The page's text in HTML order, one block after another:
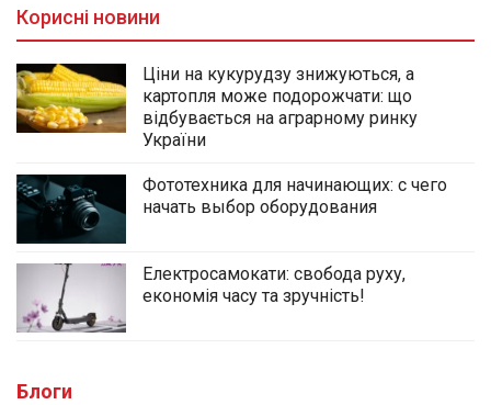
Корисні новини
Ціни на кукурудзу знижуються, а
картопля може подорожчати: що
відбувається на аграрному ринку
України
Фототехника для начинающих: с чего
начать выбор оборудования
Електросамокати: свобода руху,
економія часу та зручність!
Блоги